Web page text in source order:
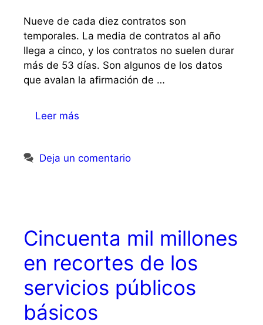
Nueve de cada diez contratos son
temporales. La media de contratos al año
llega a cinco, y los contratos no suelen durar
más de 53 días. Son algunos de los datos
que avalan la afirmación de …
Leer más
Deja un comentario
Cincuenta mil millones
en recortes de los
servicios públicos
básicos